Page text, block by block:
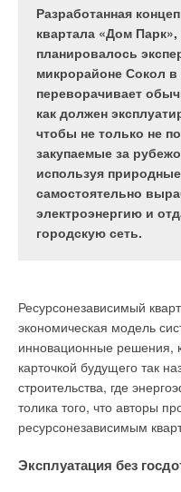
Разработанная
квартала «Дом
планировалось
микрорайоне Сокол
переворачивает
как должен
чтобы не только не
закупаемые за
используя
самостоятельно
электроэнергию и
городскую сеть.
Ресурсонезависимый
экономическая модель
инновационные решения,
карточкой будущего так
строительства, где
толика того, что авторы
ресурсонезависимым
Эксплуатация без
производства. Так, в
было выпущено 284,4
минеральной воды,
аналогичный период
повышенного спроса
предприятия,
в 2010 году в селе
области открылся
особенность –
подземного
моря», из которого и
ценный ресурс из
Одобрено учёными
Долгие поиски и
позволили обнаружить
природной воды –
внешних воздействий